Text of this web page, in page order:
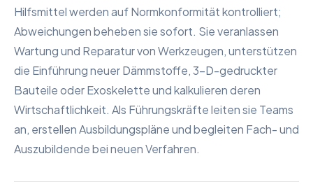
Hilfsmittel werden auf Normkonformität kontrolliert;
Abweichungen beheben sie sofort. Sie veranlassen
Wartung und Reparatur von Werkzeugen, unterstützen
die Einführung neuer Dämmstoffe, 3-D-gedruckter
Bauteile oder Exoskelette und kalkulieren deren
Wirtschaftlichkeit. Als Führungskräfte leiten sie Teams
an, erstellen Ausbildungspläne und begleiten Fach- und
Auszubildende bei neuen Verfahren.